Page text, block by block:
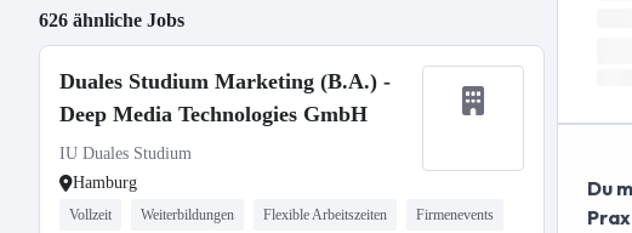
626 ähnliche Jobs
Duales Studium Marketing (B.A.) -
Deep Media Technologies GmbH
IU Duales Studium
Hamburg
Vollzeit Weiterbildungen Flexible Arbeitszeiten Firmenevents